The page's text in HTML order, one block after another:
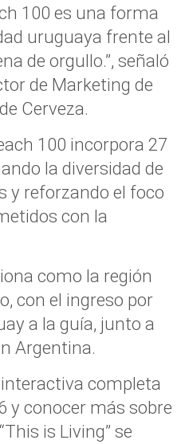
100 es una forma
uruguaya frente al
de orgullo.”, señaló
de Marketing de
Cerveza.
100 incorpora 27
la diversidad de
y reforzando el foco
con la
como la región
con el ingreso por
a la guía, junto a
Argentina.
completa
y conocer más sobre
is Living” se